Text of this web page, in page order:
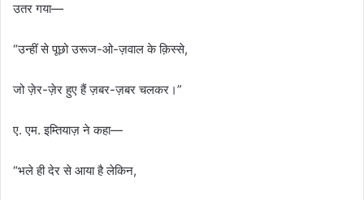
उतर गया—
“उन्हीं से पूछो उरूज-ओ-ज़वाल के क़िस्से,
जो ज़ेर-ज़ेर हुए हैं ज़बर-ज़बर चलकर।”
ए. एम. इम्तियाज़ ने कहा—
“भले ही देर से आया है लेकिन,